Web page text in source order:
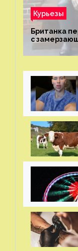
Курьезы
Британка
с
о помощи